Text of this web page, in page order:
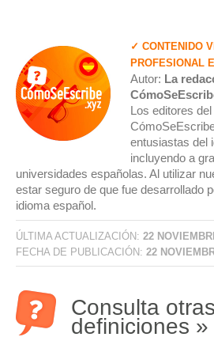
✓ CONTENIDO
PROFESIONAL
Autor: La
Los editores
entusiastas del
incluyendo a
universidades españolas. Al utilizar
estar seguro de que fue desarrollado
idioma español.
ÚLTIMA ACTUALIZACIÓN: 22
FECHA DE PUBLICACIÓN: 22
Consulta otras
definiciones »